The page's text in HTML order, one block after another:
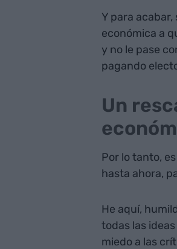
Y para
económica a
y no le pase
pagando
Un
Por lo tanto,
hasta ahora,
He aquí,
todas las
miedo a las